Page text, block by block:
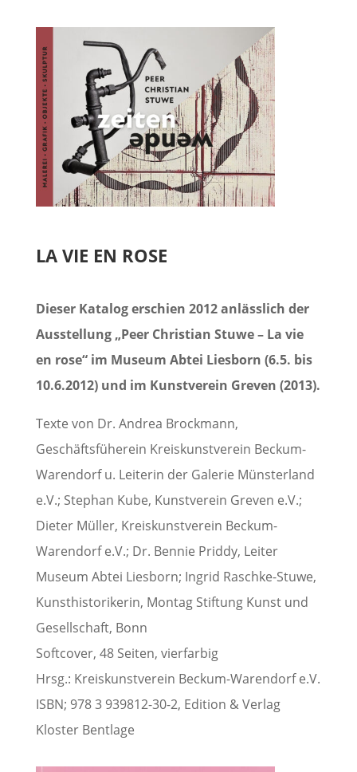
LA VIE EN ROSE
Dieser Katalog erschien 2012 anlässlich der
Ausstellung „Peer Christian Stuwe – La vie
en rose“ im Museum Abtei Liesborn (6.5. bis
10.6.2012) und im Kunstverein Greven (2013).
Texte von Dr. Andrea Brockmann,
Geschäftsfüherein Kreiskunstverein Beckum-
Warendorf u. Leiterin der Galerie Münsterland
e.V.; Stephan Kube, Kunstverein Greven e.V.;
Dieter Müller, Kreiskunstverein Beckum-
Warendorf e.V.; Dr. Bennie Priddy, Leiter
Museum Abtei Liesborn; Ingrid Raschke-Stuwe,
Kunsthistorikerin, Montag Stiftung Kunst und
Gesellschaft, Bonn
Softcover, 48 Seiten, vierfarbig
Hrsg.: Kreiskunstverein Beckum-Warendorf e.V.
ISBN; 978 3 939812-30-2, Edition & Verlag
Kloster Bentlage